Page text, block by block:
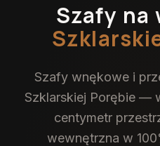
Szafy na
Szafy wnękowe i
Szklarskiej Porębie —
centymetr
wewnętrzna w